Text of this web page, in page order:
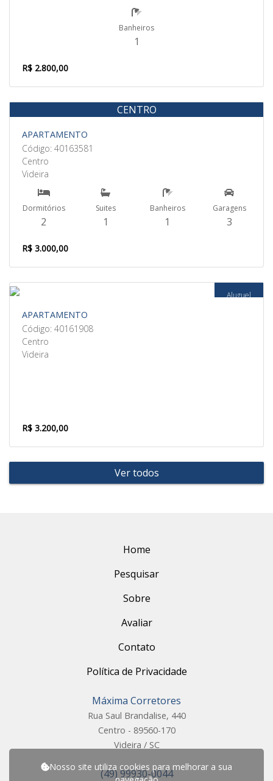
Banheiros
1
R$ 2.800,00
Aluguel
CENTRO
APARTAMENTO
Código: 40163581
Centro
Videira
Dormitórios
2
Suites
1
Banheiros
1
Garagens
3
R$ 3.000,00
Aluguel
APARTAMENTO
Código: 40161908
Centro
Videira
R$ 3.200,00
Ver todos
Nosso site utiliza cookies para melhorar a sua
Home
Pesquisar
Sobre
Avaliar
Contato
Política de Privacidade
Máxima Corretores
Rua Saul Brandalise, 440
Centro - 89560-170
Videira / SC
(49) 99930-0044